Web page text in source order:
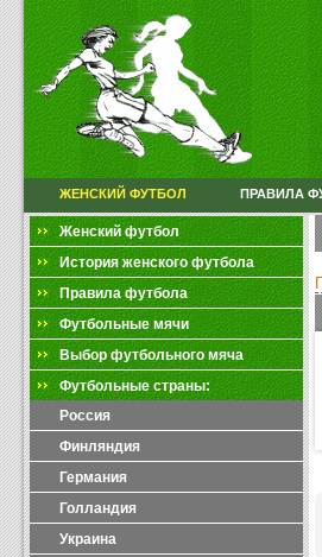
ЖЕНСКИЙ ФУТБОЛ ПРАВИЛА
Женский футбол
История женского футбола
Правила футбола
Футбольные мячи
Выбор футбольного мяча
Футбольные страны:
Россия
Финляндия
Германия
Голландия
Украина